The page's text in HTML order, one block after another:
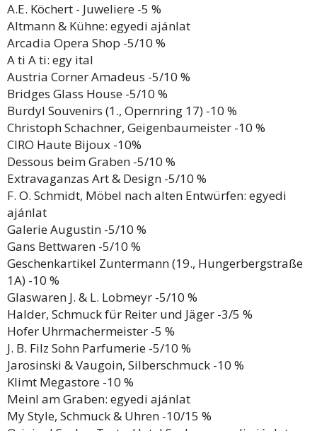
A.E. Köchert - Juweliere -5 %
Altmann & Kühne: egyedi ajánlat
Arcadia Opera Shop -5/10 %
A ti A ti: egy ital
Austria Corner Amadeus -5/10 %
Bridges Glass House -5/10 %
Burdyl Souvenirs (1., Opernring 17) -10 %
Christoph Schachner, Geigenbaumeister -10 %
CIRO Haute Bijoux -10%
Dessous beim Graben -5/10 %
Extravaganzas Art & Design -5/10 %
F. O. Schmidt, Möbel nach alten Entwürfen: egyedi
ajánlat
Galerie Augustin -5/10 %
Gans Bettwaren -5/10 %
Geschenkartikel Zuntermann (19., Hungerbergstraße
1A) -10 %
Glaswaren J. & L. Lobmeyr -5/10 %
Halder, Schmuck für Reiter und Jäger -3/5 %
Hofer Uhrmachermeister -5 %
J. B. Filz Sohn Parfumerie -5/10 %
Jarosinski & Vaugoin, Silberschmuck -10 %
Klimt Megastore -10 %
Meinl am Graben: egyedi ajánlat
My Style, Schmuck & Uhren -10/15 %